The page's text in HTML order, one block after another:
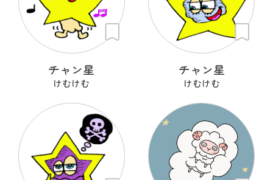
チャン星
けむけむ
チャン星
けむけむ